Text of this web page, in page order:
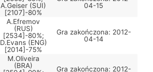
A.Geiser (SUI)
[2107]-80%
04-15
A.Efremov
(RUS)
[2534]-80%;
D.Evans (ENG)
[2014]-75%
Gra zakończona: 2012-
04-14
M.Oliveira
(BRA)
Gra zakończona: 2012-